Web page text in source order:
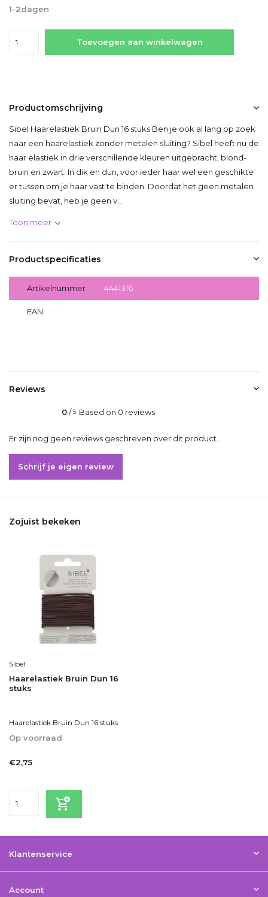
1-2dagen
Toevoegen aan winkelwagen
Productomschrijving
Sibel Haarelastiek Bruin Dun 16 stuks Ben je ook al lang op zoek
naar een haarelastiek zonder metalen sluiting? Sibel heeft nu de
haar elastiek in drie verschillende kleuren uitgebracht, blond-
bruin en zwart. In dik en dun, voor ieder haar wel een geschikte
er tussen om je haar vast te binden. Doordat het geen metalen
sluiting bevat, heb je geen v...
Toon meer
Productspecificaties
Artikelnummer 4441316
EAN
Reviews
0/5 Based on 0 reviews
Er zijn nog geen reviews geschreven over dit product..
Schrijf je eigen review
Zojuist bekeken
Sibel
Haarelastiek Bruin Dun 16
stuks
Haarelastiek Bruin Dun 16 stuks
Op voorraad
€2,75
Klantenservice
Account